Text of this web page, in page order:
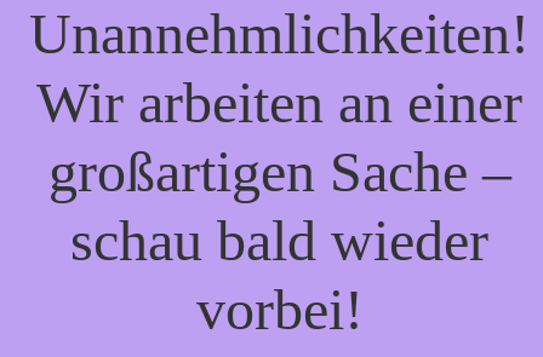
Unannehmlichkeiten!
Wir arbeiten an einer
großartigen Sache –
schau bald wieder
vorbei!